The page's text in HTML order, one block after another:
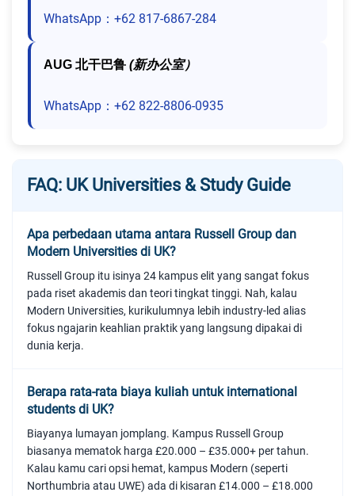
WhatsApp：+62 817-6867-284
AUG 北干巴鲁 (新办公室）
WhatsApp：+62 822-8806-0935
FAQ: UK Universities & Study Guide
Apa perbedaan utama antara Russell Group dan
Modern Universities di UK?
Russell Group itu isinya 24 kampus elit yang sangat fokus
pada riset akademis dan teori tingkat tinggi. Nah, kalau
Modern Universities, kurikulumnya lebih industry-led alias
fokus ngajarin keahlian praktik yang langsung dipakai di
dunia kerja.
Berapa rata-rata biaya kuliah untuk international
students di UK?
Biayanya lumayan jomplang. Kampus Russell Group
biasanya mematok harga £20.000 – £35.000+ per tahun.
Kalau kamu cari opsi hemat, kampus Modern (seperti
Northumbria atau UWE) ada di kisaran £14.000 – £18.000